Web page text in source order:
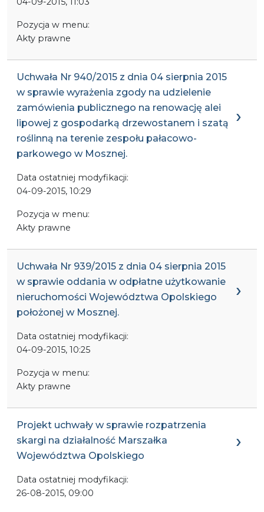
Pozycja w menu:
Akty prawne
Uchwała Nr 940/2015 z dnia 04 sierpnia 2015
w sprawie wyrażenia zgody na udzielenie
zamówienia publicznego na renowację alei
lipowej z gospodarką drzewostanem i szatą
roślinną na terenie zespołu pałacowo-
parkowego w Mosznej.
Data ostatniej modyfikacji:
04-09-2015, 10:29
Pozycja w menu:
Akty prawne
Uchwała Nr 939/2015 z dnia 04 sierpnia 2015
w sprawie oddania w odpłatne użytkowanie
nieruchomości Województwa Opolskiego
położonej w Mosznej.
Data ostatniej modyfikacji:
04-09-2015, 10:25
Pozycja w menu:
Akty prawne
Projekt uchwały w sprawie rozpatrzenia
skargi na działalność Marszałka
Województwa Opolskiego
Data ostatniej modyfikacji:
26-08-2015, 09:00